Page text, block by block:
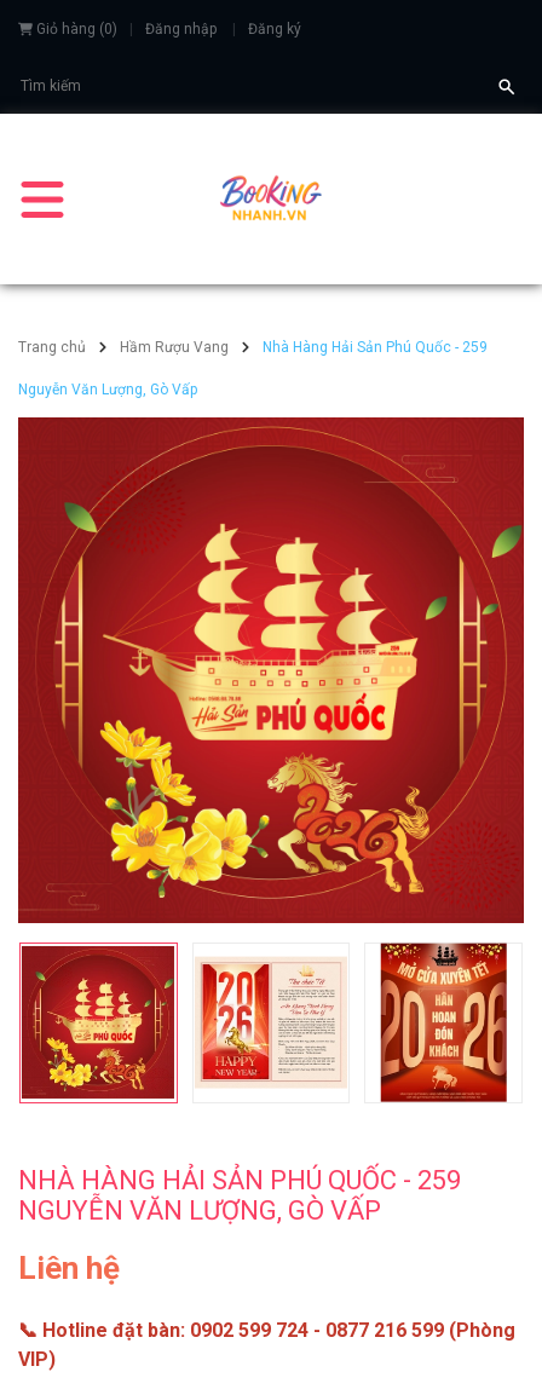
Giỏ hàng (0) Đăng nhập Đăng ký
Trang chủ Hầm Rượu Vang Nhà Hàng Hải Sản Phú Quốc - 259
Nguyễn Văn Lượng, Gò Vấp
NHÀ HÀNG HẢI SẢN PHÚ QUỐC - 259
NGUYỄN VĂN LƯỢNG, GÒ VẤP
Liên hệ
📞 Hotline đặt bàn: 0902 599 724 - 0877 216 599 (Phòng
VIP)